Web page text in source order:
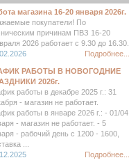
магазина 16-20 января 2026г.
покупатели! По
причинам ПВЗ 16-20
2026 работает с 9.30 до 16.30.
Подробнее...
РАБОТЫ В НОВОГОДНИЕ
2026г.
работы в декабре 2025 г.: 31
- магазин не работает.
работы в январе 2026 г.: - 01/04
- магазин не работает. - 5
- рабочий день с 1200 - 1600,
...
Подробнее...